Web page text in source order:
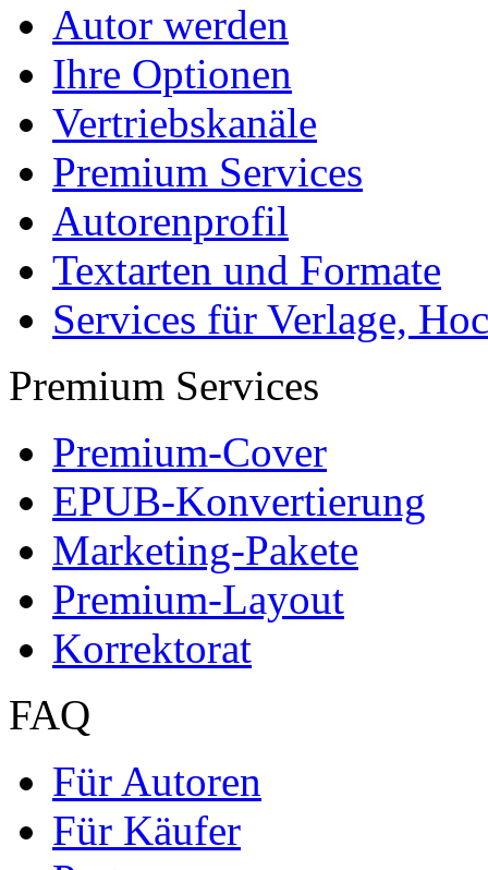
Autor werden
Ihre Optionen
Vertriebskanäle
Premium Services
Autorenprofil
Textarten und Formate
Services für Verlage,
Premium Services
Premium-Cover
EPUB-Konvertierung
Marketing-Pakete
Premium-Layout
Korrektorat
FAQ
Für Autoren
Für Käufer